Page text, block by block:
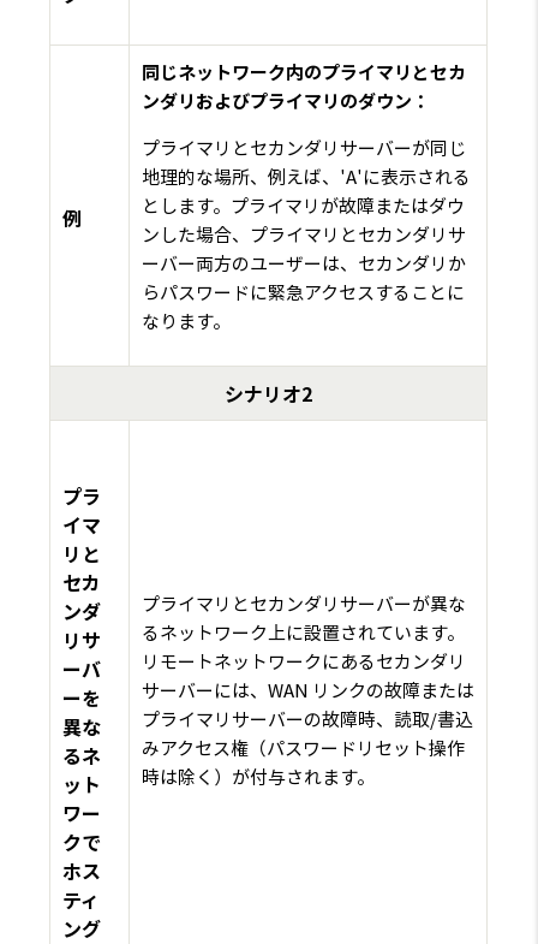
例
同じネットワーク内のプライマリとセカ
ンダリおよびプライマリのダウン：
プライマリとセカンダリサーバーが同じ
地理的な場所、例えば、'A'に表示される
とします。プライマリが故障またはダウ
ンした場合、プライマリとセカンダリサ
ーバー両方のユーザーは、セカンダリか
らパスワードに緊急アクセスすることに
なります。
シナリオ2
プラ
イマ
リと
セカ
ンダ
リサ
ーバ
ーを
異な
るネ
ット
ワー
クで
ホス
ティ
ング
プライマリとセカンダリサーバーが異な
るネットワーク上に設置されています。
リモートネットワークにあるセカンダリ
サーバーには、WAN リンクの故障または
プライマリサーバーの故障時、読取/書込
みアクセス権（パスワードリセット操作
時は除く）が付与されます。